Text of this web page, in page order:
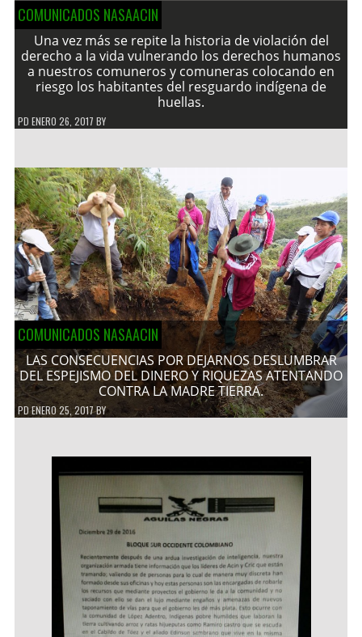
COMUNICADOS NASAACIN
Una vez más se repite la historia de violación del
derecho a la vida vulnerando los derechos humanos
a nuestros comuneros y comuneras colocando en
riesgo los habitantes del resguardo indígena de
huellas.
PD ENERO 26, 2017 BY
COMUNICADOS NASAACIN
LAS CONSECUENCIAS POR DEJARNOS DESLUMBRAR
DEL ESPEJISMO DEL DINERO Y RIQUEZAS ATENTANDO
CONTRA LA MADRE TIERRA.
PDENERO 25, 2017BY